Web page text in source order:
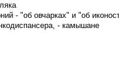
- "об овчарках" и "об
- камышане